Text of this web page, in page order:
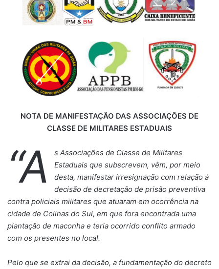
u
m
e
a
i
NOTA DE MANIFESTAÇÃO DAS ASSOCIAÇÕES DE
CLASSE DE MILITARES ESTADUAIS
“A
s Associações de Classe de Militares
Estaduais que subscrevem, vêm, por meio
desta, manifestar irresignação com relação à
decisão de decretação de prisão preventiva
contra policiais militares que atuaram em ocorrência na
cidade de Colinas do Sul, em que fora encontrada uma
plantação de maconha e teria ocorrido conflito armado
com os presentes no local.
Pelo que se extrai da decisão, a fundamentação do decreto